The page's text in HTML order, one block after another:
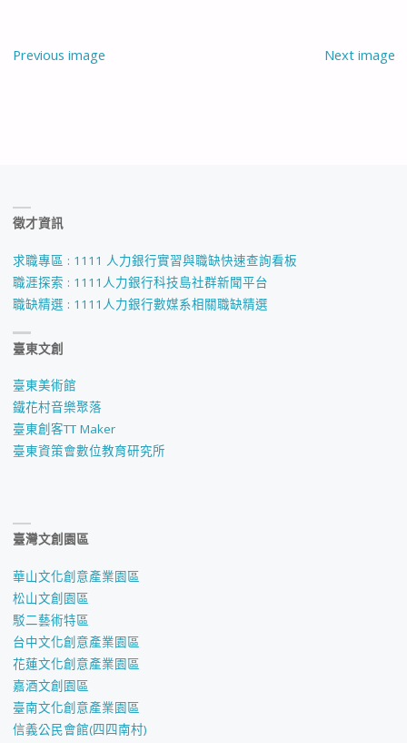
Previous image Next image
徵才資訊
求職專區 : 1111 人力銀行實習與職缺快速查詢看板
職涯探索 : 1111人力銀行科技島社群新聞平台
職缺精選 : 1111人力銀行數媒系相關職缺精選
臺東文創
臺東美術館
鐵花村音樂聚落
臺東創客TT Maker
臺東資策會數位教育研究所
臺灣文創園區
華山文化創意產業園區
松山文創園區
駁二藝術特區
台中文化創意產業園區
花蓮文化創意產業園區
嘉酒文創園區
臺南文化創意產業園區
信義公民會館(四四南村)